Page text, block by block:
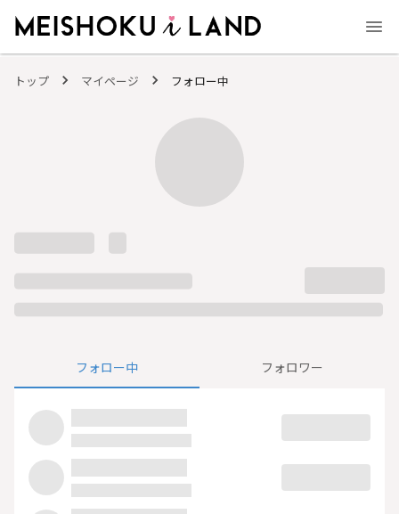
トップ マイページ フォロー中
フォロー中 フォロワー